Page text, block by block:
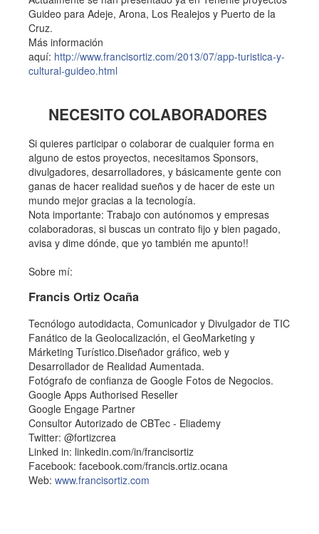
Guideo para Adeje, Arona, Los Realejos y Puerto de la
Cruz.
Más información
aquí: http://www.francisortiz.com/2013/07/app-turistica-y-
cultural-guideo.html
NECESITO COLABORADORES
Si quieres participar o colaborar de cualquier forma en
alguno de estos proyectos, necesitamos Sponsors,
divulgadores, desarrolladores, y básicamente gente con
ganas de hacer realidad sueños y de hacer de este un
mundo mejor gracias a la tecnología.
Nota importante: Trabajo con autónomos y empresas
colaboradoras, si buscas un contrato fijo y bien pagado,
avisa y dime dónde, que yo también me apunto!!
Sobre mí:
Francis Ortiz Ocaña
Tecnólogo autodidacta, Comunicador y Divulgador de TIC
Fanático de la Geolocalización, el GeoMarketing y
Márketing Turístico.Diseñador gráfico, web y
Desarrollador de Realidad Aumentada.
Fotógrafo de confianza de Google Fotos de Negocios.
Google Apps Authorised Reseller
Google Engage Partner
Consultor Autorizado de CBTec - Eliademy
Twitter: @fortizcrea
Linked in: linkedin.com/in/francisortiz
Facebook: facebook.com/francis.ortiz.ocana
Web: www.francisortiz.com